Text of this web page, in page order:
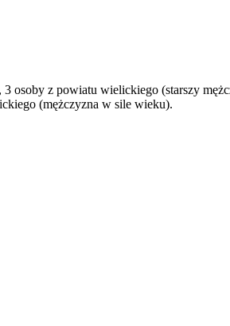
osoby z powiatu wielickiego (starszy
(mężczyzna w sile wieku).